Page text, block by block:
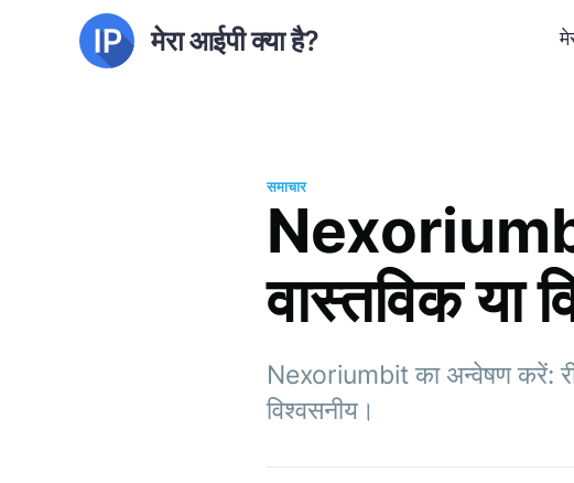
मेरा आईपी क्या है?
समाचार
वास्तविक या
Nexoriumbit का अन्वेषण करें:
विश्वसनीय।